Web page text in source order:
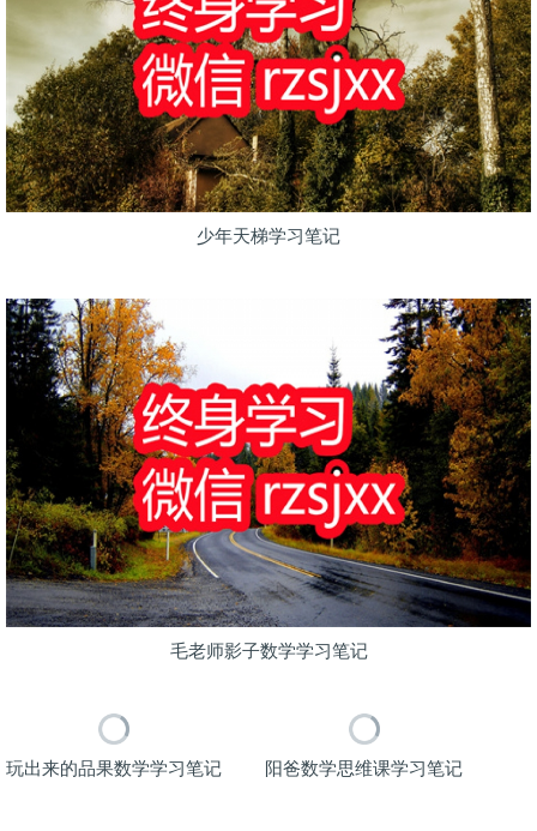
少年天梯学习笔记
毛老师影子数学学习笔记
玩出来的品果数学学习笔记 阳爸数学思维课学习笔记